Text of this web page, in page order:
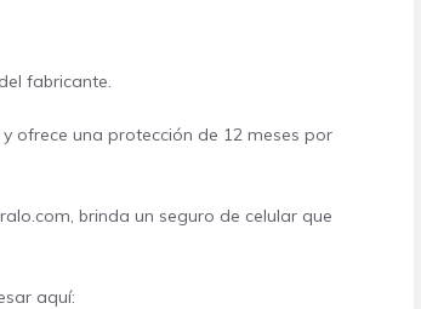
fabricante.
ofrece una protección de 12 meses por
brinda un seguro de celular que
aquí: